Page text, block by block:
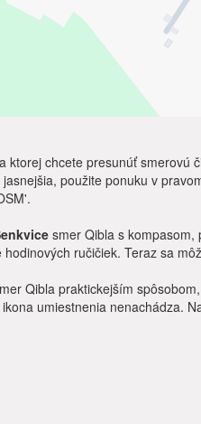
ktorej chcete presunúť smerovú
použite ponuku v
smer Qibla s kompasom,
ručičiek. Teraz sa
Qibla praktickejším
umiestnenia nenachádza.